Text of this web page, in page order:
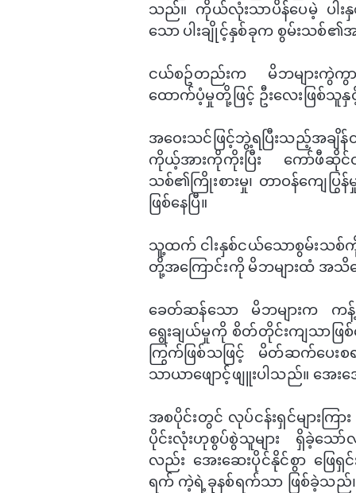
သည်။ ကိုယ်လုံးသာပိန်​ပေမဲ့ ပါး​နှ
သော ပါးချိုင့်နှစ်ခုက စွမ်းသစ်၏
ငယ်စဥ်တည်းက မိဘများကွဲကွ
ထောက်ပံ့မှုတို့ဖြင့် ဦး​လေးဖြစ်သူ
အ​ဝေးသင်ဖြင့်ဘွဲ့ရပြီးသည့်အခ
ကိုယ့်အားကိုကိုးပြီး ​ကော်ဖီ
သစ်၏ကြိုးစားမှု၊ တာဝန်​ကျေပ
ဖြစ်​​နေပြီ။
သူ့ထက် ငါးနှစ်ငယ်​သောစွမ်းသစ်ကို
တို့အ​ကြောင်းကို မိဘများထံ အသိ​ပ
ခေတ်ဆန်​သော မိဘများက က
ရွေးချယ်မှုကို စိတ်တိုင်းကျသာ
ကြွက်ဖြစ်သဖြင့် မိတ်ဆက်​ပေး
သာယာ​ဖျောင့်ဖျူးပါသည်။ ​အေး​အေ
အစပိုင်းတွင် လုပ်ငန်းရှင်များကြာ
ပိုင်းလုံးဟုစွပ်စွဲသူများ ရှိခဲ့​သေ
လည်း ​အေး​ဆေးပိုင်နိုင်စွာ ​ဖြ
ရက် ကဲ့ရဲ့ခုနစ်ရက်သာ ဖြစ်ခဲ့သ